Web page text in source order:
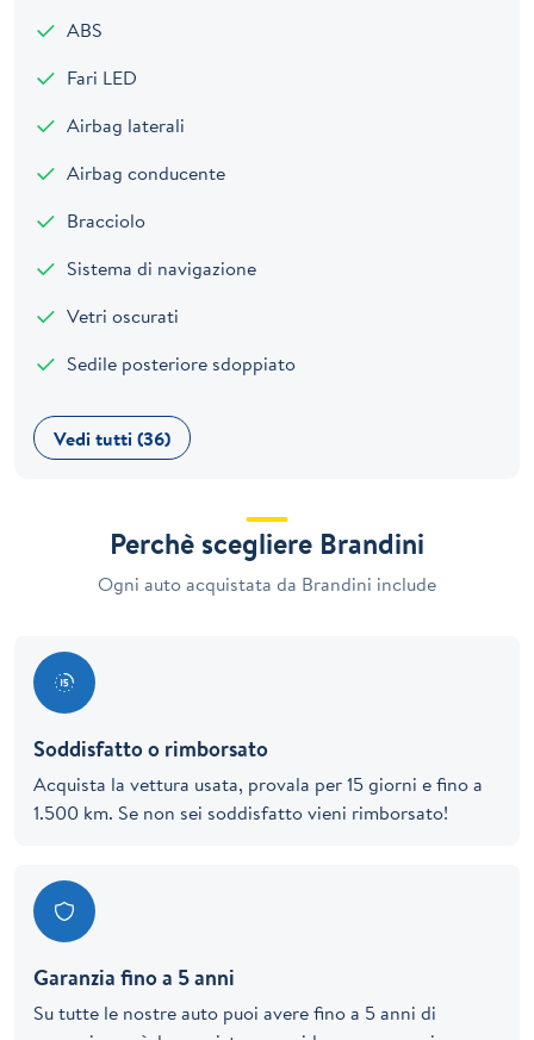
ABS
Fari LED
Airbag laterali
Airbag conducente
Bracciolo
Sistema di navigazione
Vetri oscurati
Sedile posteriore sdoppiato
Vedi tutti (36)
Perchè scegliere Brandini
Ogni auto acquistata da Brandini include
Soddisfatto o rimborsato
Acquista la vettura usata, provala per 15 giorni e fino a
1.500 km. Se non sei soddisfatto vieni rimborsato!
Garanzia fino a 5 anni
Su tutte le nostre auto puoi avere fino a 5 anni di